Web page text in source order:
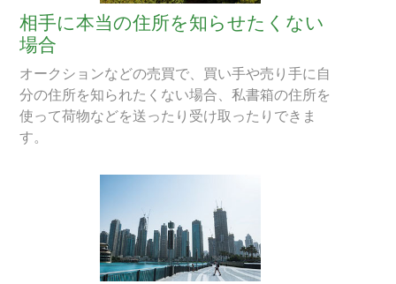
相手に本当の住所を知らせたくない
場合
オークションなどの売買で、買い手や売り手に自
分の住所を知られたくない場合、私書箱の住所を
使って荷物などを送ったり受け取ったりできま
す。